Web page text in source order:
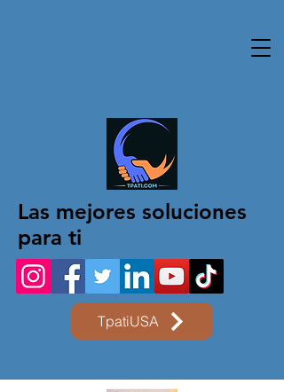
Las mejores soluciones
para ti
TpatiUSA